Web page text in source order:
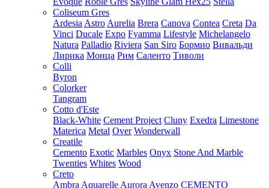
Coliseum Gres
Ardesia Astro Aurelia Brera Canova Contea Creta Da
Vinci Ducale Expo Fyamma Lifestyle Michelangelo
Natura Palladio Riviera San Siro Бормио Вивальди
Лирика Монца Рим Саленто Тиволи
Colli
Byron
Colorker
Tangram
Cotto d'Este
Black-White Cement Project Cluny Exedra Limestone
Materica Metal Over Wonderwall
Creatile
Cemento Exotic Marbles Onyx Stone And Marble
Twenties Whites Wood
Creto
Ambra Aquarelle Aurora Avenzo CEMENTO